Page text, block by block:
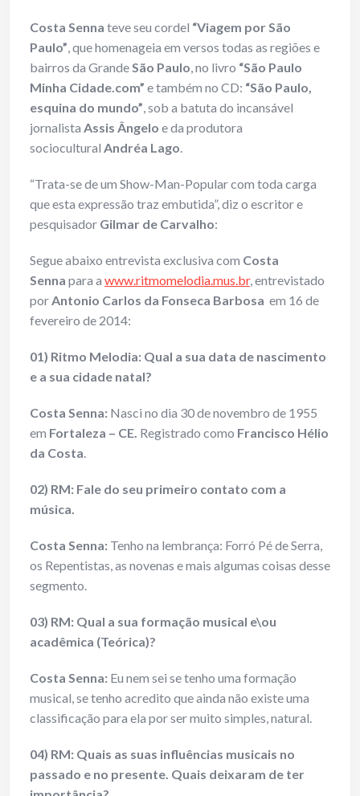
Costa Senna teve seu cordel “Viagem por São
Paulo”, que homenageia em versos todas as regiões e
bairros da GrandeSão Paulo, no livro “São Paulo
Minha Cidade.com” e também no CD: “São Paulo,
esquina do mundo”, sob a batuta do incansável
jornalista Assis Ângelo e da produtora
sociocultural Andréa Lago.
“Trata-se de um Show-Man-Popular com toda carga
que esta expressão traz embutida”, diz o escritor e
pesquisador Gilmar de Carvalho:
Segue abaixo entrevista exclusiva com Costa
Senna para a www.ritmomelodia.mus.br, entrevistado
porAntonio Carlos da Fonseca Barbosa em 16 de
fevereiro de 2014:
01) Ritmo Melodia: Qual a sua data de nascimento
e a sua cidade natal?
Costa Senna: Nasci no dia 30 de novembro de 1955
em Fortaleza – CE. Registrado como Francisco Hélio
da Costa.
02) RM: Fale do seu primeiro contato com a
música.
Costa Senna: Tenho na lembrança: Forró Pé de Serra,
os Repentistas, as novenas e mais algumas coisas desse
segmento.
03) RM: Qual a sua formação musical e\ou
acadêmica (Teórica)?
Costa Senna: Eu nem sei se tenho uma formação
musical, se tenho acredito que ainda não existe uma
classificação para ela por ser muito simples, natural.
04) RM: Quais as suas influências musicais no
passado e no presente. Quais deixaram de ter